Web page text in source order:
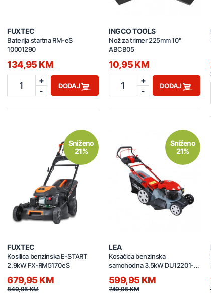
FUXTEC
Baterija startna RM-eS
10001290
134,95 KM
1
+
-
DODAJ
INGCO TOOLS
Nož za trimer 225mm 10"
ABCB05
10,95 KM
1
+
-
DODAJ
Sniženo
21%
FUXTEC
Kosilica benzinska E-START
2,9kW FX-RM5170eS
679,95 KM
849,95 KM
Sniženo
21%
LEA
Kosačica benzinska
samohodna 3,5kW DU12201-
56B3
599,95 KM
749,95 KM